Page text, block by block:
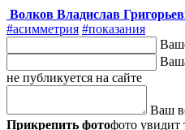
Волков Владислав
#асимметрия #показания
не публикуется на сайте
Ваш
Прикрепить фотофото увидит